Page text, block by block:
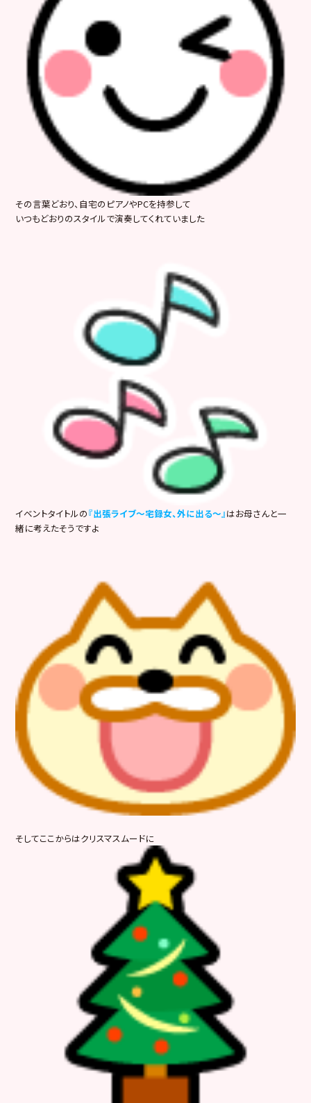
その言葉どおり、自宅のピアノやPCを持参して
いつもどおりのスタイルで演奏してくれていました
イベントタイトルの『出張ライブ～宅録女、外に出る～』はお母さんと一
緒に考えたそうですよ
そしてここからはクリスマスムードに